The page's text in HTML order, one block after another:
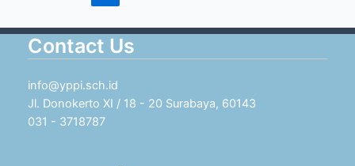
Contact Us
info@yppi.sch.id
Jl. Donokerto XI / 18 - 20 Surabaya, 60143
031 - 3718787